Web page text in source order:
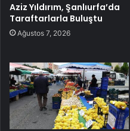
Aziz Yıldırım, Şanlıurfa’da
Taraftarlarla Buluştu
Ağustos 7, 2026